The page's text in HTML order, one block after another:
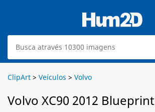
ClipArt > Veículos > Volvo
Volvo XC90 2012 Blueprint